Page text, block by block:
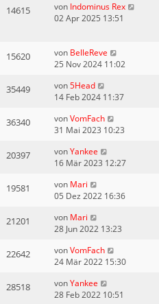
14615 von Indominus Rex
02 Apr 2025 13:51
15620 von BelleReve
25 Nov 2024 11:02
35449 von5Head
14 Feb 2024 11:37
36340 vonVomFach
31 Mai 2023 10:23
20397 vonYankee
16 Mär 2023 12:27
19581 von Mari
05 Dez 2022 16:36
21201 von Mari
28 Jun 2022 13:23
22642 vonVomFach
24 Mär 2022 15:30
28518 vonYankee
28 Feb 2022 10:51